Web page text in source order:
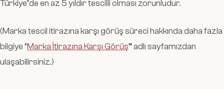
Türkiye’de en az 5 yıldır tescilli olması zorunludur.
(Marka tescil itirazına karşı görüş süreci hakkında daha fazla
bilgiye “Marka İtirazına Karşı Görüş” adlı sayfamızdan
ulaşabilirsiniz.)